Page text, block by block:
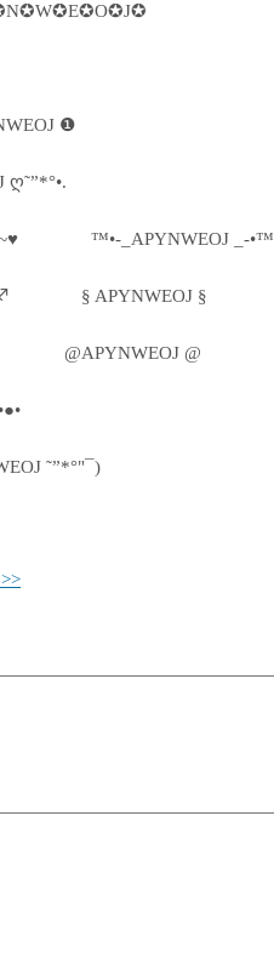
❶
ღ˜”*°•.
™•-_APYNWEOJ _-•™
§ APYNWEOJ §
@APYNWEOJ @
˜”*°"¯)